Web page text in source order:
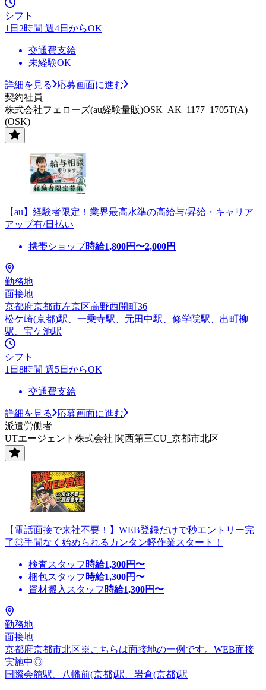
シフト
1日2時間 週4日からOK
交通費支給
未経験OK
詳細を見る
応募画面に進む
契約社員
株式会社フェローズ(au経験量販)OSK_AK_1177_1705T(A)
(OSK)
【au】経験者限定！業界最高水準の高給与/昇給・キャリア
アップ有/日払い
携帯ショップ時給1,800円〜2,000円
勤務地
面接地
京都府京都市左京区高野西開町36
松ケ崎(京都)駅、一乗寺駅、元田中駅、修学院駅、出町柳
駅、宝ケ池駅
シフト
1日8時間 週5日からOK
交通費支給
詳細を見る
応募画面に進む
派遣労働者
UTエージェント株式会社 関西第三CU_京都市北区
【電話面接で来社不要！】WEB登録だけで秒エントリー完
了◎手間なく始められるカンタン軽作業スタート！
検査スタッフ 時給1,300円〜
梱包スタッフ 時給1,300円〜
資材搬入スタッフ 時給1,300円〜
勤務地
面接地
京都府京都市北区※こちらは面接地の一例です。WEB面接
実施中◎
国際会館駅、八幡前(京都)駅、岩倉(京都)駅